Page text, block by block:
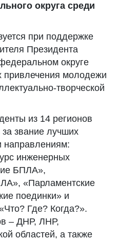
округа среди
при поддержке
Президента
округе
привлечения молодежи
творческой
из 14 регионов
звание лучших
направлениям:
инженерных
БПЛА»,
«Парламентские
поединки» и
Где? Когда?».
– ДНР, ЛНР,
областей, а также